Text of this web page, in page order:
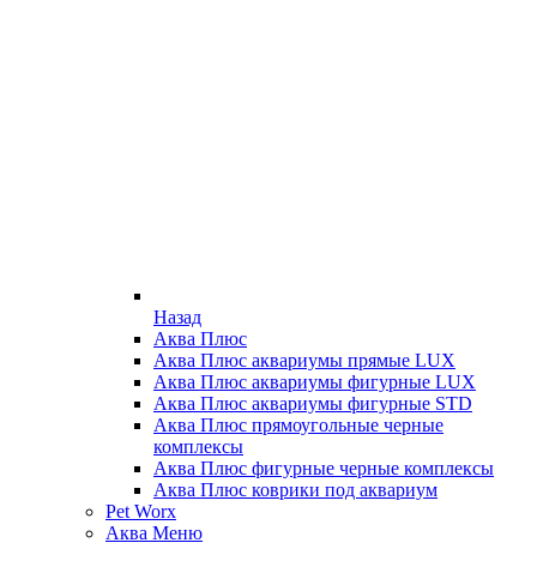
Назад
Аква Плюс
Аква Плюс аквариумы прямые LUX
Аква Плюс аквариумы фигурные LUX
Аква Плюс аквариумы фигурные STD
Аква Плюс прямоугольные черные
комплексы
Аква Плюс фигурные черные комплексы
Аква Плюс коврики под аквариум
Pet Worx
Аква Меню